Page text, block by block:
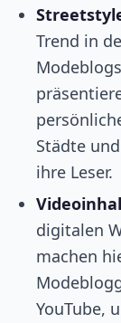
Trend in
Städte
ihre Leser.
digitalen
machen
YouTube,